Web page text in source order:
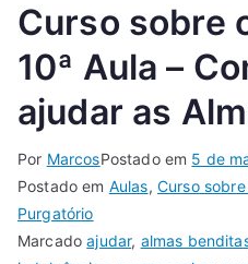
Curso sobre
10ª Aula –
ajudar as
Por MarcosPostado em 5 de
Postado em Aulas, Curso
Purgatório
Marcadoajudar, almas